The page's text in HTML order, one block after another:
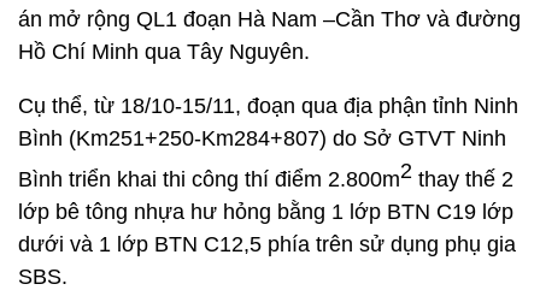
án mở rộng QL1 đoạn Hà Nam –Cần Thơ và đường
Hồ Chí Minh qua Tây Nguyên.
Cụ thể, từ 18/10-15/11, đoạn qua địa phận tỉnh Ninh
Bình (Km251+250-Km284+807) do Sở GTVT Ninh
Bình triển khai thi công thí điểm 2.800m2 thay thế 2
lớp bê tông nhựa hư hỏng bằng 1 lớp BTN C19 lớp
dưới và 1 lớp BTN C12,5 phía trên sử dụng phụ gia
SBS.